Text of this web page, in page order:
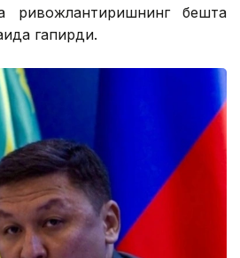
ривожлантиришнинг бешта
гапирди.